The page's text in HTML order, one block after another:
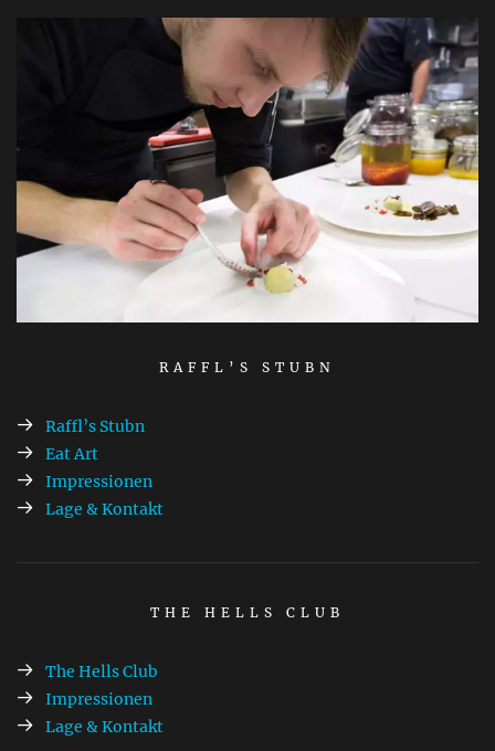
RAFFL’S STUBN
Raffl’s Stubn
Eat Art
Impressionen
Lage & Kontakt
THE HELLS CLUB
The Hells Club
Impressionen
Lage & Kontakt